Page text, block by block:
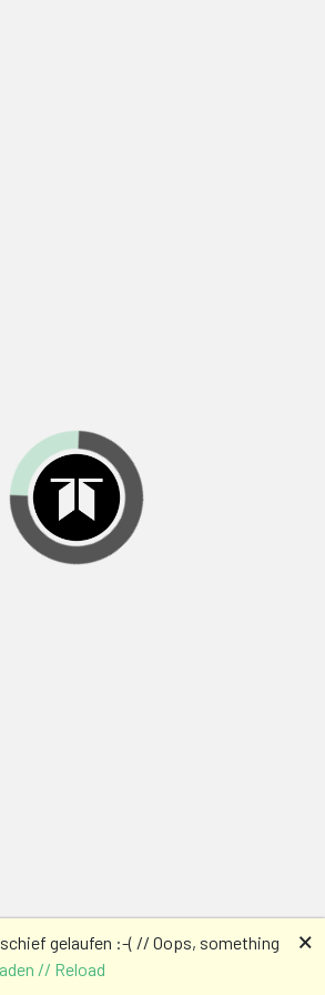
gelaufen :-( // Oops, something
// Reload
🗙